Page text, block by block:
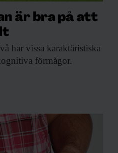
är bra på att
har vissa karaktäristiska
förmågor.